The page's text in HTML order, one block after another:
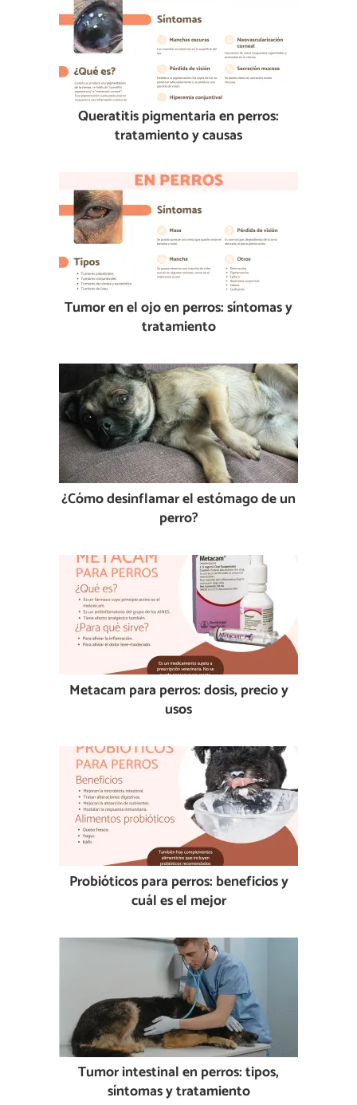
Queratitis pigmentaria en perros:
tratamiento y causas
Tumor en el ojo en perros: síntomas y
tratamiento
¿Cómo desinflamar el estómago de un
perro?
Metacam para perros: dosis, precio y
usos
Probióticos para perros: beneficios y
cuál es el mejor
Tumor intestinal en perros: tipos,
síntomas y tratamiento